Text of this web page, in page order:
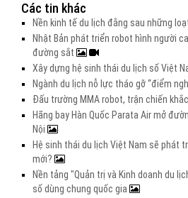
Các tin khác
Nền kinh tế du lịch đằng sau những
Nhật Bản phát triển robot hình người
đường sắt
Xây dựng hệ sinh thái du lịch số Việt
Ngành du lịch nỗ lực tháo gỡ “điểm
Đấu trường MMA robot, trận chiến
Hãng bay Hàn Quốc Parata Air mở
Nội
Hệ sinh thái du lịch Việt Nam sẽ phát
mới?
Nền tảng "Quản trị và Kinh doanh du
số dùng chung quốc gia